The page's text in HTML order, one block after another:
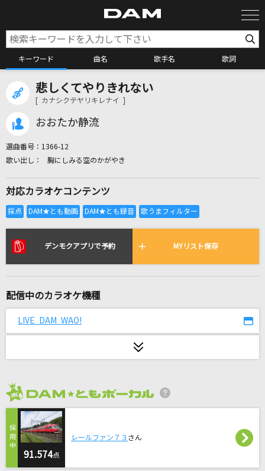
キーワード 曲名 歌手名 歌詞
カラオケ検索
全国りれき
リアルタイムで歌われている曲の一覧
嵐の中で輝いて
島人ぬ宝
syudou
レオ
悲しくてやりきれない
[ カナシクテヤリキレナイ ]
おおたか静流
選曲番号： 1366-12
胸にしみる空のかがやき
対応カラオケコンテンツ
デンモクアプリで予約 MYリスト保存
配信中のカラオケ機種
LIVE DAM WAO!
91.574点
レールファン７３ さん